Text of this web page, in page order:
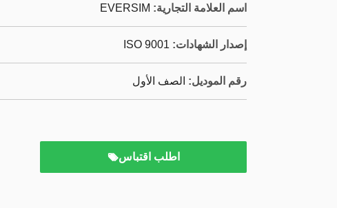
اسم العلامة التجارية: EVERSIM
إصدار الشهادات: ISO 9001
رقم الموديل: الصف الأول
اطلب اقتباس